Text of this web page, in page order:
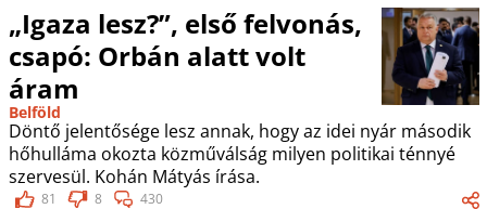
„Igaza lesz?”, első felvonás,
csapó: Orbán alatt volt
áram
Belföld
Döntő jelentősége lesz annak, hogy az idei nyár második
hőhulláma okozta közműválság milyen politikai ténnyé
szervesül. Kohán Mátyás írása.
81 8 430